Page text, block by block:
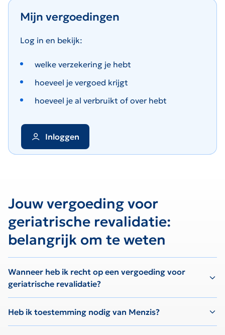
Mijn vergoedingen
Log in en bekijk:
welke verzekering je hebt
hoeveel je vergoed krijgt
hoeveel je al verbruikt of over hebt
Inloggen
Jouw vergoeding voor
geriatrische revalidatie:
belangrijk om te weten
Wanneer heb ik recht op een vergoeding voor
geriatrische revalidatie?
Heb ik toestemming nodig van Menzis?